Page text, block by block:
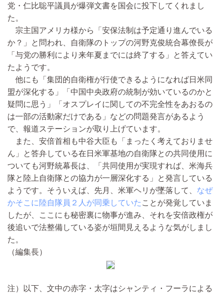
党・仁比聡平議員が爆弾文書を国会に投下してくれまし
た。
宗主国アメリカ様から「安保法制は予定通り進んでいる
か？」と問われ、自衛隊のトップの河野克俊統合幕僚長が
「与党の勝利により来年夏までには終了する」と答えてい
たようです。
他にも「集団的自衛権が行使できるようになれば日米同
盟が深化する」「中国中央政府の統制が効いているのかと
疑問に思う」「オスプレイに関しての不完全性をあおるの
は一部の活動家だけである」などの問題発言があるよう
で、報道ステーションが取り上げています。
また、安倍首相も中谷大臣も「まったく考えておりませ
ん」と答弁している在日米軍基地の自衛隊との共同使用に
ついても河野統幕長は、「共同使用が実現すれば、米海兵
隊と陸上自衛隊との協力が一層深化する」と発言している
ようです。そういえば、先月、米軍ヘリが墜落して、 なぜ
かそこに陸自隊員２人が同乗していた ことが発覚していま
したが、ここにも秘密裏に物事が進み、それを安倍政権が
後追いで法整備している姿が垣間見えるような気がしまし
た。
（編集長）
注）以下、文中の赤字・太字はシャンティ・フーラによる